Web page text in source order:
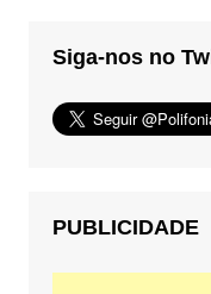
Siga-nos no
PUBLICIDADE